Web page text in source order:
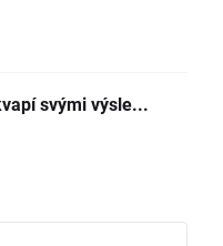
svými výsle...